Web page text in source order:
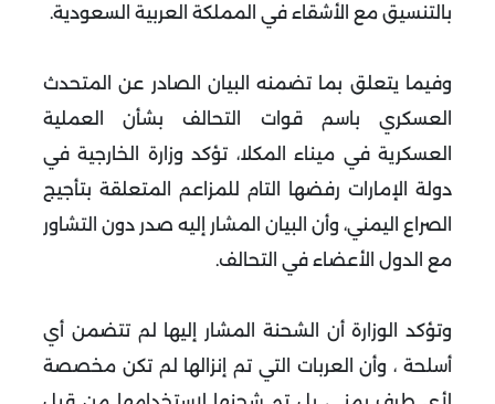
بالتنسيق مع الأشقاء في المملكة العربية السعودية.
وفيما يتعلق بما تضمنه البيان الصادر عن المتحدث
العسكري باسم قوات التحالف بشأن العملية
العسكرية في ميناء المكلا، تؤكد وزارة الخارجية في
دولة الإمارات رفضها التام للمزاعم المتعلقة بتأجيج
الصراع اليمني، وأن البيان المشار إليه صدر دون التشاور
مع الدول الأعضاء في التحالف.
وتؤكد الوزارة أن الشحنة المشار إليها لم تتضمن أي
أسلحة ، وأن العربات التي تم إنزالها لم تكن مخصصة